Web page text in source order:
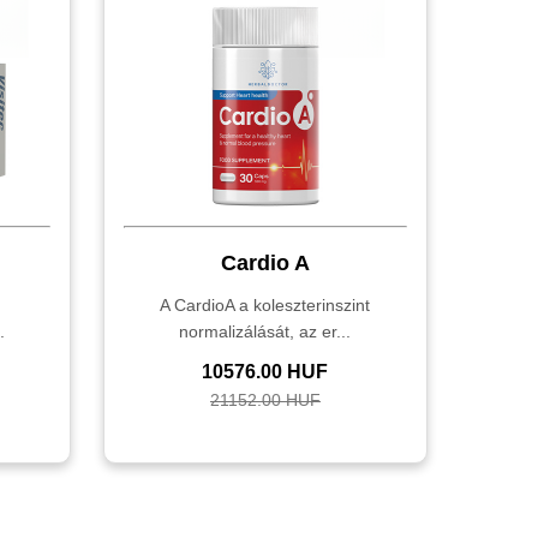
Cardio A
A CardioA a koleszterinszint
normalizálását, az er...
10576.00 HUF
21152.00 HUF